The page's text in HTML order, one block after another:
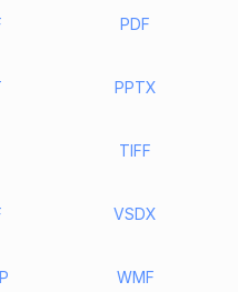
PDF
PPTX
TIFF
VSDX
WMF